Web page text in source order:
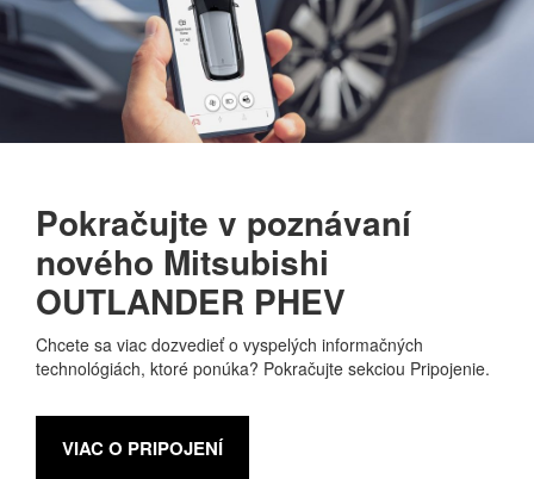
Pokračujte v poznávaní
nového Mitsubishi
OUTLANDER PHEV
Chcete sa viac dozvedieť o vyspelých informačných
technológiách, ktoré ponúka? Pokračujte sekciou Pripojenie.
VIAC O PRIPOJENÍ